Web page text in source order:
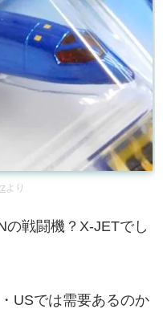
より
の戦闘機？X-JETでし
USでは需要あるのか